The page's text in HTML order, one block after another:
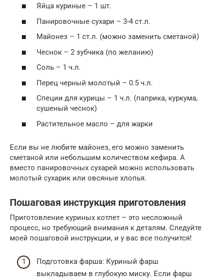
Яйца куриные – 1 шт.
Панировочные сухари – 3-4 ст.л.
Майонез – 1 ст.л. (можно заменить сметаной)
Чеснок – 2 зубчика (по желанию)
Соль – 1 ч.л.
Перец черный молотый – 0.5 ч.л.
Специи для курицы – 1 ч.л. (паприка, куркума,
сушеный чеснок)
Растительное масло – для жарки
Если вы не любите майонез, его можно заменить
сметаной или небольшим количеством кефира. А
вместо панировочных сухарей можно использовать
молотый сухарик или овсяные хлопья.
Пошаговая инструкция приготовления
Приготовление куриных котлет – это несложный
процесс, но требующий внимания к деталям. Следуйте
моей пошаговой инструкции, и у вас все получится!
Подготовка фарша: Куриный фарш
выкладываем в глубокую миску. Если фарш